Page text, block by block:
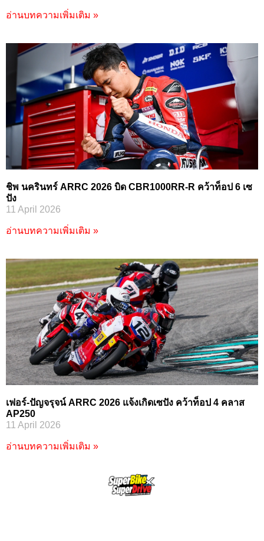
อ่านบทความเพิ่มเติม »
ชิพ นครินทร์ ARRC 2026 บิด CBR1000RR-R คว้าท็อป 6 เซ
ปัง
11 April 2026
อ่านบทความเพิ่มเติม »
เฟอร์-ปัญจรุจน์ ARRC 2026 แจ้งเกิดเซปัง คว้าท็อป 4 คลาส
AP250
11 April 2026
อ่านบทความเพิ่มเติม »